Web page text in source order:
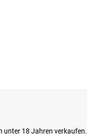
unter 18 Jahren verkaufen.